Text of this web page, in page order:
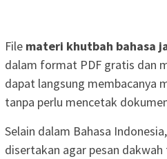
File materi khutbah bahasa
dalam format PDF gratis dan
dapat langsung membacanya
tanpa perlu mencetak
Selain dalam Bahasa
disertakan agar pesan